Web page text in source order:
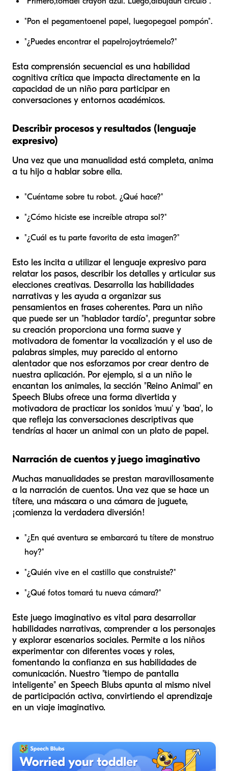
"Pon el pegamentoenel papel, luegopegael pompón".
"¿Puedes encontrar el papel rojoytráemelo?"
Esta comprensión secuencial es una habilidad
cognitiva crítica que impacta directamente en la
capacidad de un niño para participar en
conversaciones y entornos académicos.
Describir procesos y resultados (lenguaje
expresivo)
Una vez que una manualidad está completa, anima
a tu hijo a hablar sobre ella.
"Cuéntame sobre tu robot. ¿Qué hace?"
"¿Cómo hiciste ese increíble atrapa sol?"
"¿Cuál es tu parte favorita de esta imagen?"
Esto les incita a utilizar el lenguaje expresivo para
relatar los pasos, describir los detalles y articular sus
elecciones creativas. Desarrolla las habilidades
narrativas y les ayuda a organizar sus
pensamientos en frases coherentes. Para un niño
que puede ser un "hablador tardío", preguntar sobre
su creación proporciona una forma suave y
motivadora de fomentar la vocalización y el uso de
palabras simples, muy parecido al entorno
alentador que nos esforzamos por crear dentro de
nuestra aplicación. Por ejemplo, si a un niño le
encantan los animales, la sección "Reino Animal" en
Speech Blubs ofrece una forma divertida y
motivadora de practicar los sonidos 'muu' y 'baa', lo
que refleja las conversaciones descriptivas que
tendrías al hacer un animal con un plato de papel.
Narración de cuentos y juego imaginativo
Muchas manualidades se prestan maravillosamente
a la narración de cuentos. Una vez que se hace un
títere, una máscara o una cámara de juguete,
¡comienza la verdadera diversión!
"¿En qué aventura se embarcará tu títere de monstruo
hoy?"
"¿Quién vive en el castillo que construiste?"
"¿Qué fotos tomará tu nueva cámara?"
Este juego imaginativo es vital para desarrollar
habilidades narrativas, comprender a los personajes
y explorar escenarios sociales. Permite a los niños
experimentar con diferentes voces y roles,
fomentando la confianza en sus habilidades de
comunicación. Nuestro "tiempo de pantalla
inteligente" en Speech Blubs apunta al mismo nivel
de participación activa, convirtiendo el aprendizaje
en un viaje imaginativo.